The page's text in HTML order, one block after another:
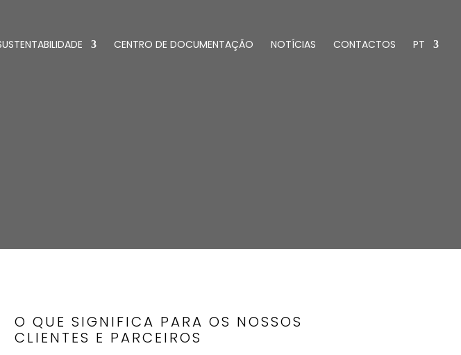
CENTRO DE DOCUMENTAÇÃO NOTÍCIAS CONTACTOS PT
O QUE SIGNIFICA PARA OS NOSSOS
CLIENTES E PARCEIROS